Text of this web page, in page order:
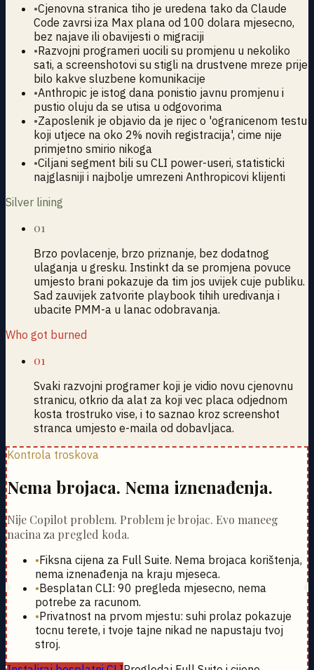
•Cjenovna stranica tiho je uredena tako da Claude
Code zavrsi iza Max plana od 100 dolara mjesecno,
bez najave ili obavijesti o migraciji
•Razvojni programeri uocili su promjenu u nekoliko
sati, a screenshotovi su stigli na drustvene mreze prije
bilo kakve sluzbene komunikacije
•Anthropic je istog dana ponistio javnu promjenu i
pustio oluju da se utisa u odgovorima
•Zaposlenik je objavio da je rijec o 'ogranicenom testu
koji utjece na oko 2% novih registracija', cime nije
primjetno smirio nikoga
•Ciljani segment bili su CLI power-useri, statisticki
najglasniji i najbolje umrezeni Anthropicovi klijenti
Silver lining
01
Brzo povlacenje, brzo priznanje, bez dodatnog
ulaganja u gresku. Instinkt da se promjena povuce
umjesto brani pokazuje da tim jos uvijek cuje publiku.
Sad zauvijek zatvorite playbook tihih uredivanja i
ubacite PMM-a u lanac odobravanja.
Who got burned
01
Svaki razvojni programer koji je vidio novu cjenovnu
stranicu, otkrio da alat za koji vec placa odjednom
kosta trostruko vise, i to saznao kroz screenshot
stranca umjesto e-maila od dobavljaca.
Kontrola troskova
Nema brojaca. Nema iznenađenja.
Nije Copilot problem. Problem je brojac. Evo maneeg
nacina za pregled koda.
•Fiksna cijena za Full Suite. Nema brojaca korištenja,
nema iznenađenja na kraju mjeseca.
•Besplatan CLI: 90 pregleda mjesecno, nema
potrebe za racunom.
•Privatnost na prvom mjestu: suhi prolaz pokazuje
tocnu terete, i tvoje tajne nikad ne napustaju tvoj
stroj.